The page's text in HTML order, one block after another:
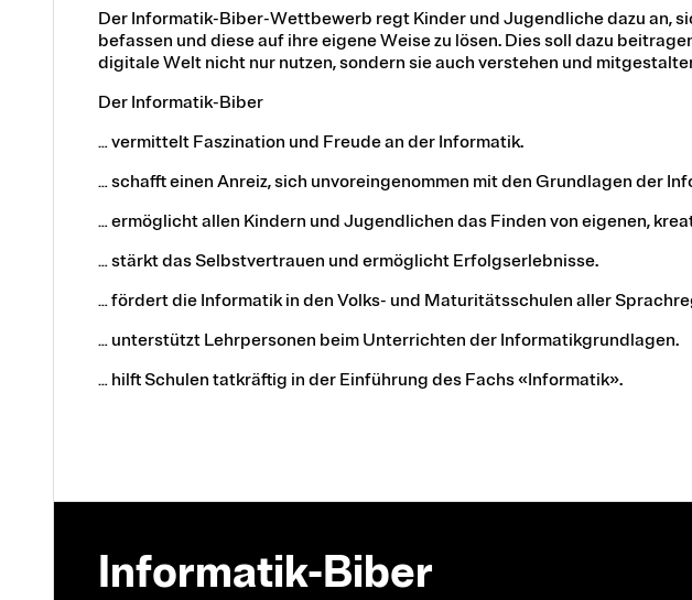
Der Informatik-Biber-Wettbewerb regt Kinder und Jugendliche dazu an,
befassen und diese auf ihre eigene Weise zu lösen. Dies soll dazu
digitale Welt nicht nur nutzen, sondern sie auch verstehen und
Der Informatik-Biber
… vermittelt Faszination und Freude an der Informatik.
… schafft einen Anreiz, sich unvoreingenommen mit den Grundlagen der
… ermöglicht allen Kindern und Jugendlichen das Finden von eigenen,
… stärkt das Selbstvertrauen und ermöglicht Erfolgserlebnisse.
… fördert die Informatik in den Volks- und Maturitätsschulen aller
… unterstützt Lehrpersonen beim Unterrichten der Informatikgrundlagen.
… hilft Schulen tatkräftig in der Einführung des Fachs «Informatik».
Informatik-Biber